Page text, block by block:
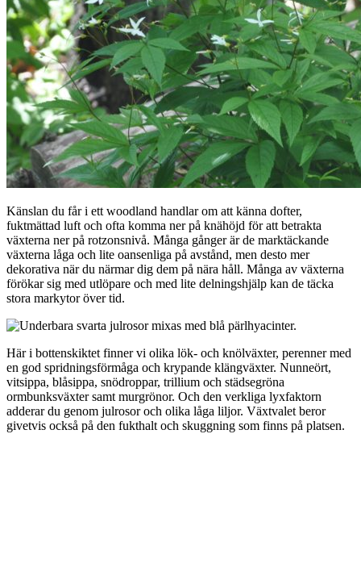
Känslan du får i ett woodland handlar om att känna dofter,
fuktmättad luft och ofta komma ner på knähöjd för att betrakta
växterna ner på rotzonsnivå. Många gånger är de marktäckande
växterna låga och lite oansenliga på avstånd, men desto mer
dekorativa när du närmar dig dem på nära håll. Många av växterna
förökar sig med utlöpare och med lite delningshjälp kan de täcka
stora markytor över tid.
Här i bottenskiktet finner vi olika lök- och knölväxter, perenner med
en god spridningsförmåga och krypande klängväxter. Nunneört,
vitsippa, blåsippa, snödroppar, trillium och städsegröna
ormbunksväxter samt murgrönor. Och den verkliga lyxfaktorn
adderar du genom julrosor och olika låga liljor. Växtvalet beror
givetvis också på den fukthalt och skuggning som finns på platsen.